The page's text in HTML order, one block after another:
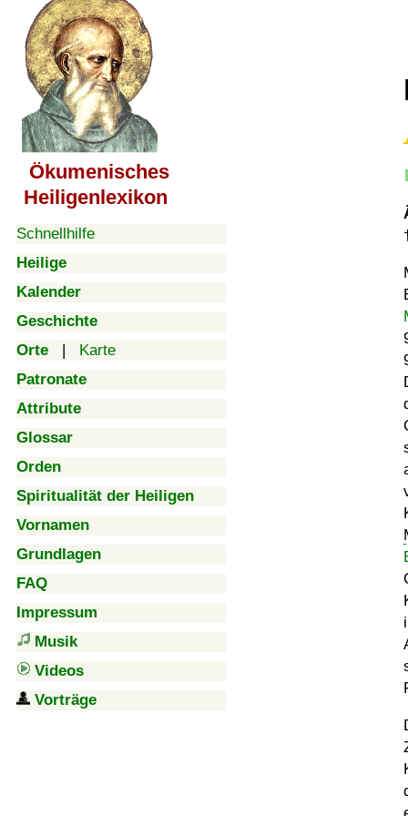
Ökumenisches
Heiligenlexikon
Schnellhilfe
Heilige
Kalender
Geschichte
Orte | Karte
Patronate
Attribute
Glossar
Orden
Spiritualität der Heiligen
Vornamen
Grundlagen
FAQ
Impressum
Musik
Videos
Vorträge